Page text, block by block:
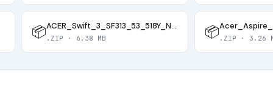
📦 ACER_Swift_3_SF313_53_518Y_NB2629_PCB_MB_V3_i5_1135G7_WORKING_BIOS
.ZIP · 6.38 MB 📦 .ZIP · 3.26